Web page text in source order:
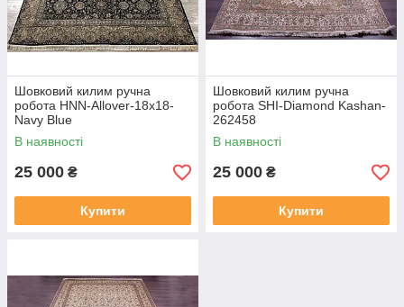
Шовковий килим ручна
робота HNN-Allover-18x18-
Navy Blue
В наявності
25 000 ₴
Купити
Шовковий килим ручна
робота SHI-Diamond Kashan-
262458
В наявності
25 000 ₴
Купити